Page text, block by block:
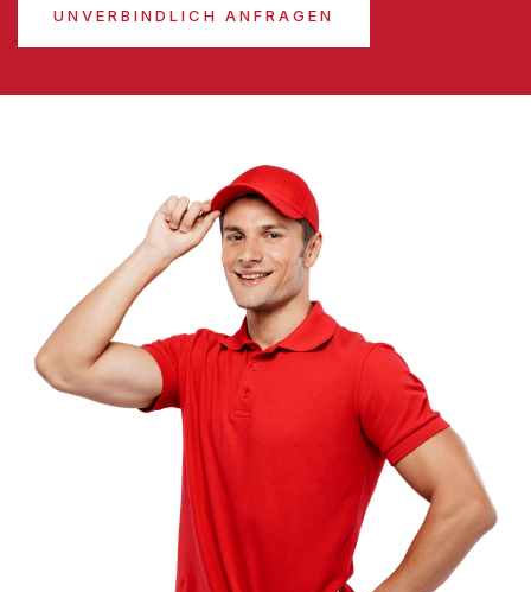
UNVERBINDLICH ANFRAGEN